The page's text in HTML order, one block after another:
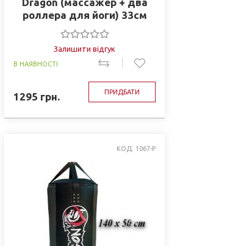
роллера для йоги) 33см
1508
Залишити відгук
В НАЯВНОСТІ
1295 грн. ПРИДБАТИ
КОД: 1067-P